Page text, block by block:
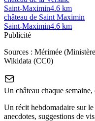
Saint-Maximin4.6 km
château de Saint Maximin
Saint-Maximin4.6 km
Publicité
Sources : Mérimée
Wikidata (CC0)
Un château chaque
Un récit hebdomadaire sur
anecdotes, suggestions de